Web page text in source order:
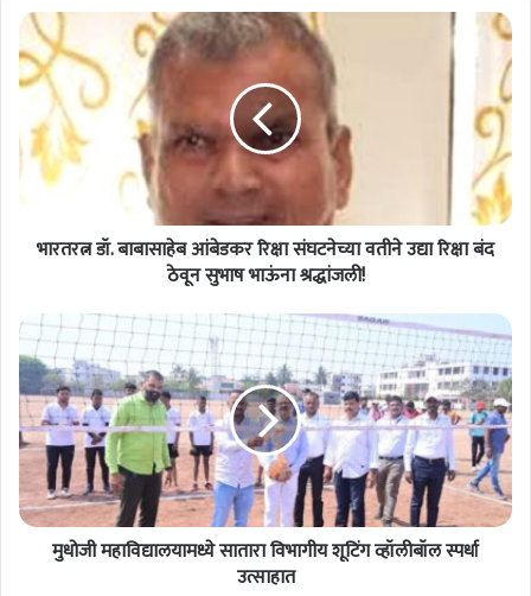
भा
र
त
र
डॉ
.
आं
बे
ड
क
र
रि
क्षा
सं
घ
भारतरत्न डॉ. बाबासाहेब आंबेडकर रिक्षा संघटनेच्या वतीने उद्या रिक्षा बंद
ठेवून सुभाष भाऊंना श्रद्धांजली!
मु
धो
जी
म
हा
वि
ल
या
मुधोजी महाविद्यालयामध्ये सातारा विभागीय शूटिंग व्हॉलीबॉल स्पर्धा
उत्साहात